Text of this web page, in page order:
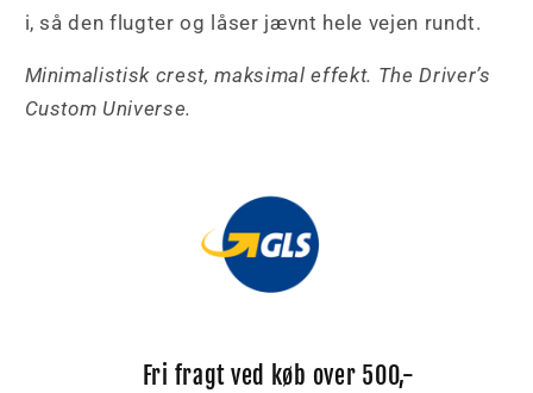
i, så den flugter og låser jævnt hele vejen rundt.
Minimalistisk crest, maksimal effekt. The Driver’s
Custom Universe.
Fri fragt ved køb over 500,-